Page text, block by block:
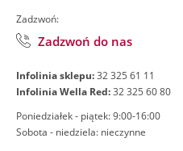
Zadzwoń:
Zadzwoń do nas
Infolinia sklepu:32 325 61 11
Infolinia Wella Red:32 325 60 80
Poniedziałek - piątek: 9:00-16:00
Sobota - niedziela: nieczynne